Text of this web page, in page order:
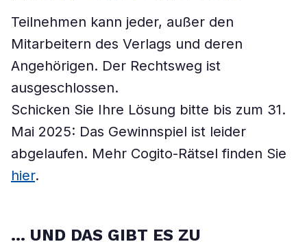
Teilnehmen kann jeder, außer den
Mitarbeitern des Verlags und deren
Angehörigen. Der Rechtsweg ist
ausgeschlossen.
Schicken Sie Ihre Lösung bitte bis zum 31.
Mai 2025: Das Gewinnspiel ist leider
abgelaufen. Mehr Cogito-Rätsel finden Sie
hier.
… UND DAS GIBT ES ZU